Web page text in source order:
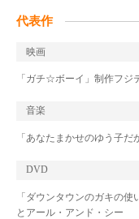
代表作
映画
「ガチ☆ボーイ」制作フジ
音楽
「あなたまかせのゆう子だ
DVD
「ダウンタウンのガキの
とアール・アンド・シー